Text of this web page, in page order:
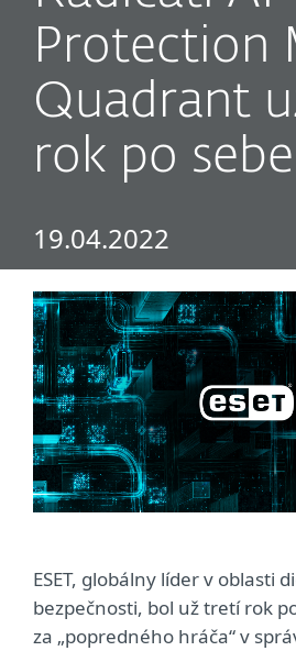
Protection
Quadrant
rok po sebe
19.04.2022
ESET, globálny líder v oblasti
bezpečnosti, bol už tretí rok
za „popredného hráča“ v